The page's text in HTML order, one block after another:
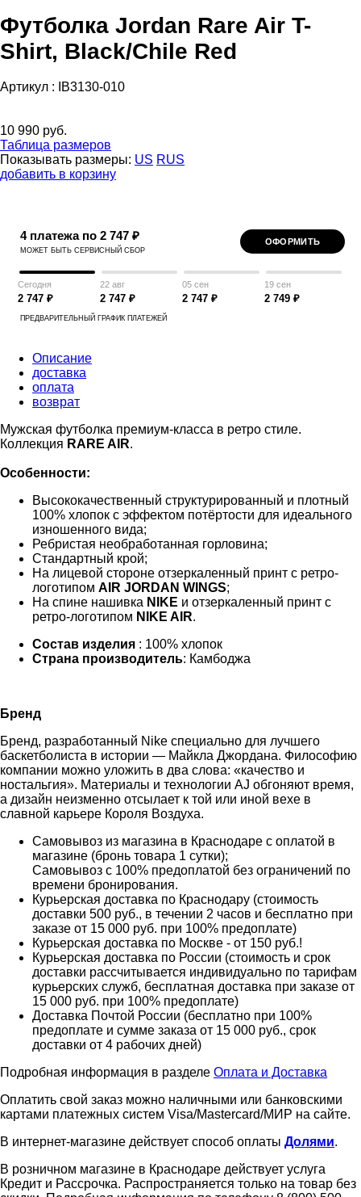
Футболка Jordan Rare Air T-
Shirt, Black/Chile Red
Артикул : IB3130-010
10 990 руб.
Таблица размеров
Показывать размеры: US RUS
добавить в корзину
4 платежа по 2 747 ₽
МОЖЕТ БЫТЬ СЕРВИСНЫЙ СБОР
ОФОРМИТЬ
Сегодня
2 747 ₽
22 авг
2 747 ₽
05 сен
2 747 ₽
19 сен
2 749 ₽
ПРЕДВАРИТЕЛЬНЫЙ ГРАФИК ПЛАТЕЖЕЙ
Описание
доставка
оплата
возврат
Мужская футболка премиум-класса в ретро стиле.
Коллекция RARE AIR.
Особенности:
Высококачественный структурированный и плотный
100% хлопок с эффектом потёртости для идеального
изношенного вида;
Ребристая необработанная горловина;
Стандартный крой;
На лицевой стороне отзеркаленный принт с ретро-
логотипом AIR JORDAN WINGS;
На спине нашивка NIKE и отзеркаленный принт с
ретро-логотипом NIKE AIR.
Состав изделия : 100% хлопок
Страна производитель: Камбоджа
Бренд
Бренд, разработанный Nike специально для лучшего
баскетболиста в истории — Майкла Джордана. Философию
компании можно уложить в два слова: «качество и
ностальгия». Материалы и технологии AJ обгоняют время,
а дизайн неизменно отсылает к той или иной вехе в
славной карьере Короля Воздуха.
Самовывоз из магазина в Краснодаре с оплатой в
магазине (бронь товара 1 сутки);
Самовывоз с 100% предоплатой без ограничений по
времени бронирования.
Курьерская доставка по Краснодару (стоимость
доставки 500 руб., в течении 2 часов и бесплатно при
заказе от 15 000 руб. при 100% предоплате)
Курьерская доставка по Москве - от 150 руб.!
Курьерская доставка по России (стоимость и срок
доставки рассчитывается индивидуально по тарифам
курьерских служб, бесплатная доставка при заказе от
15 000 руб. при 100% предоплате)
Доставка Почтой России (бесплатно при 100%
предоплате и сумме заказа от 15 000 руб., срок
доставки от 4 рабочих дней)
Подробная информация в разделе Оплата и Доставка
Оплатить свой заказ можно наличными или банковскими
картами платежных систем Visa/Mastercard/МИР на сайте.
В интернет-магазине действует способ оплаты Долями.
В розничном магазине в Краснодаре действует услуга
Кредит и Рассрочка. Распространяется только на товар без